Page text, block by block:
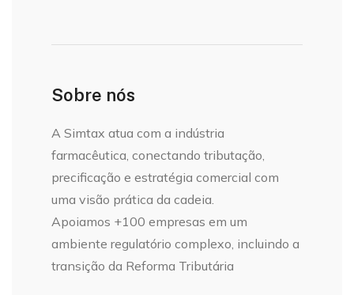
Sobre nós
A Simtax atua com a indústria
farmacêutica, conectando tributação,
precificação e estratégia comercial com
uma visão prática da cadeia.
Apoiamos +100 empresas em um
ambiente regulatório complexo, incluindo a
transição da Reforma Tributária